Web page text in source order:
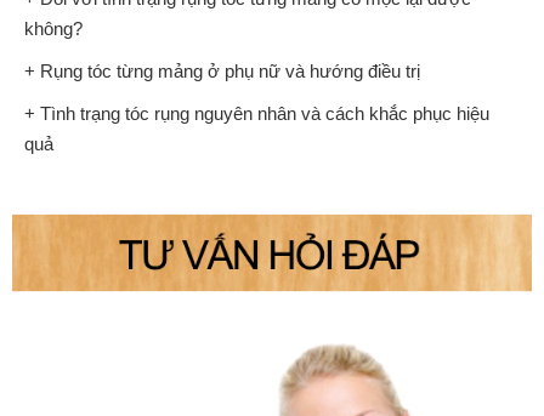
không?
+ Rụng tóc từng mảng ở phụ nữ và hướng điều trị
+ Tình trạng tóc rụng nguyên nhân và cách khắc phục hiệu
quả